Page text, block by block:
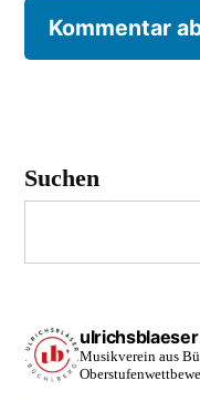
Suchen
ulrichsblaeser
Musikverein aus